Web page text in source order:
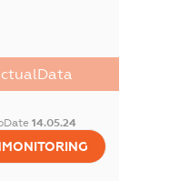
14.05.24